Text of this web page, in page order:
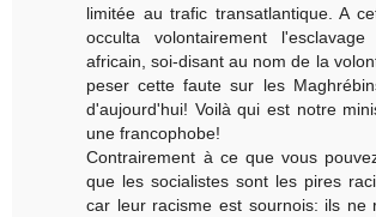
limitée au trafic transatlantique. A
occulta volontairement
africain, soi-disant au nom de la
peser cette faute sur les
d'aujourd'hui! Voilà qui est notre
une francophobe!
Contrairement à ce que vous
que les socialistes sont les pires
car leur racisme est sournois: ils ne